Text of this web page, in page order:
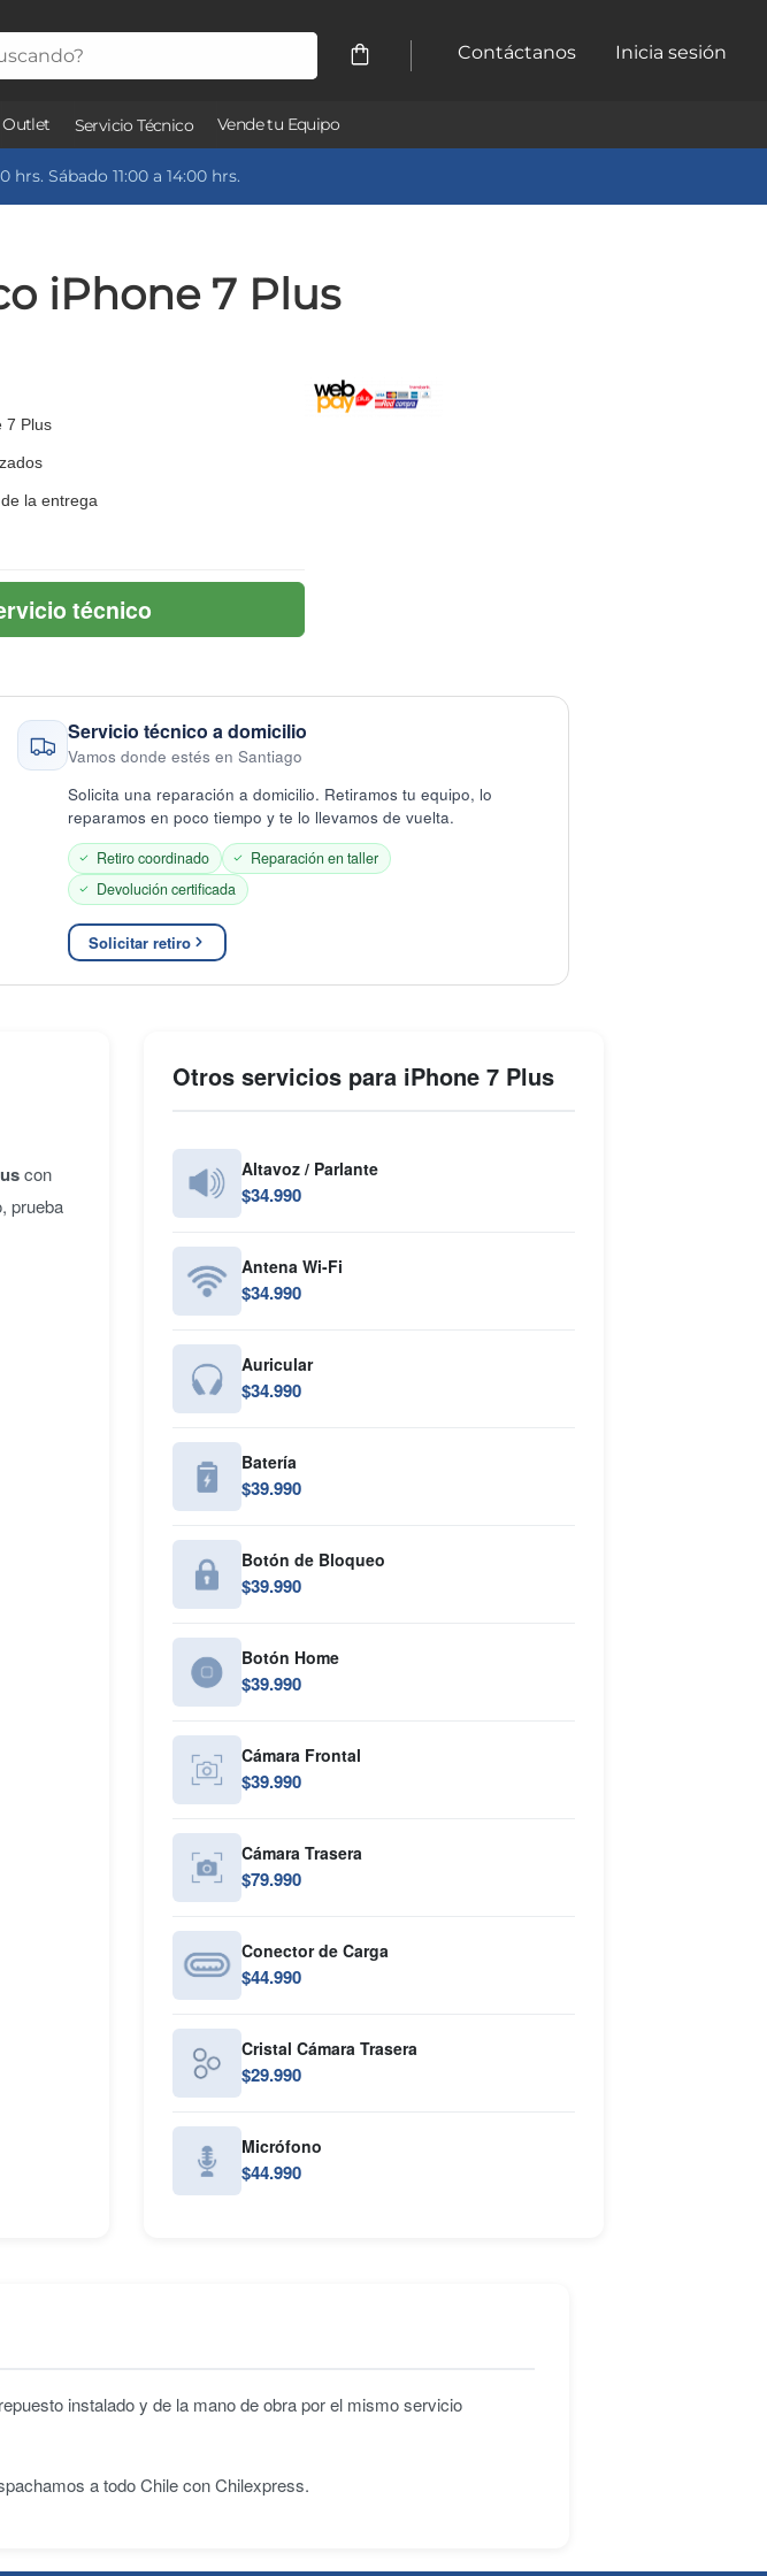
Contáctanos Inicia sesión
Outlet Servicio Técnico Vende tu Equipo
Sábado 11:00 a 14:00 hrs.
iPhone 7 Plus
7 Plus
la entrega
técnico
Servicio técnico a domicilio
Vamos donde estés en Santiago
Solicita una reparación a domicilio. Retiramos tu equipo, lo
reparamos en poco tiempo y te lo llevamos de vuelta.
Retiro coordinado
Reparación en taller
Devolución certificada
Solicitar retiro
con
prueba
Otros servicios para iPhone 7 Plus
Altavoz / Parlante
$34.990
Antena Wi-Fi
$34.990
Auricular
$34.990
Batería
$39.990
Botón de Bloqueo
$39.990
Botón Home
$39.990
Cámara Frontal
$39.990
Cámara Trasera
$79.990
Conector de Carga
$44.990
Cristal Cámara Trasera
$29.990
Micrófono
$44.990
instalado y de la mano de obra por el mismo servicio
a todo Chile con Chilexpress.